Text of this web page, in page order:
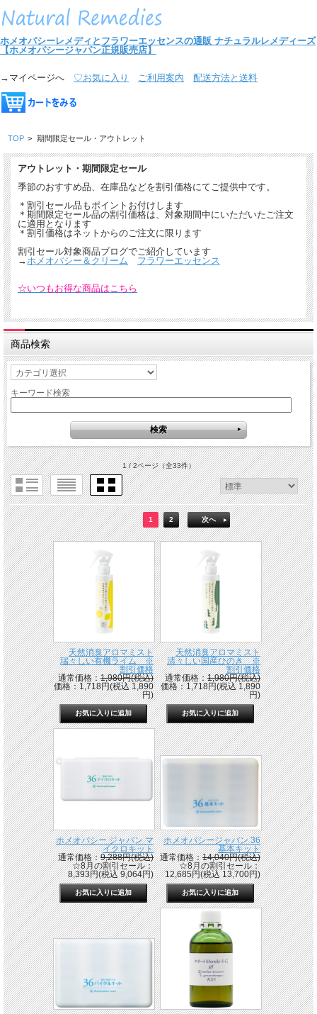
ホメオパシーレメディとフラワーエッセンスの通販 ナチュラルレメディーズ
【ホメオパシージャパン正規販売店】
→マイページへ ♡お気に入り ご利用案内 配送方法と送料
TOP > 期間限定セール・アウトレット
アウトレット・期間限定セール
季節のおすすめ品、在庫品などを割引価格にてご提供中です。
＊割引セール品もポイントお付けします
＊期間限定セール品の割引価格は、対象期間中にいただいたご注文
に適用となります
＊割引価格はネットからのご注文に限ります
割引セール対象商品ブログでご紹介しています
→ホメオパシー＆クリーム フラワーエッセンス
☆いつもお得な商品はこちら
商品検索
キーワード検索
1 / 2ページ（全33件）
1 2 次へ
天然消臭アロマミスト
瑞々しい有機ライム ※
割引価格
通常価格：1,980円(税込)
価格：1,718円(税込 1,890
円)
天然消臭アロマミスト
清々しい国産ひのき ※
割引価格
通常価格：1,980円(税込)
価格：1,718円(税込 1,890
円)
ホメオパシー ジャパン マ
イクロキット
通常価格：9,288円(税込)
☆8月の割引セール：
8,393円(税込 9,064円)
ホメオパシージャパン 36
基本キット
通常価格：14,040円(税込)
☆8月の割引セール：
12,685円(税込 13,700円)